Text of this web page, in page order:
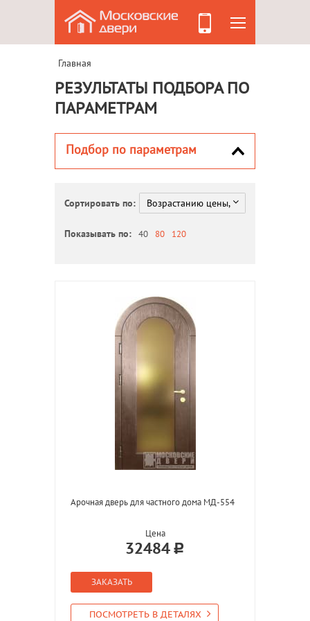
Главная
РЕЗУЛЬТАТЫ ПОДБОРА ПО
ПАРАМЕТРАМ
Подбор по параметрам
Сортировать по:
Показывать по: 40 80 120
Арочная дверь для частного дома МД-554
Цена
32484
ЗАКАЗАТЬ
ПОСМОТРЕТЬ В ДЕТАЛЯХ